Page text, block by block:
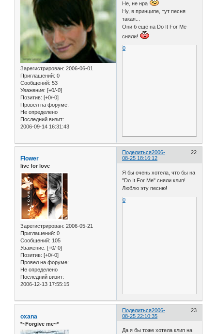
Зарегистрирован: 2006-06-01
Приглашений: 0
Сообщений: 53
Уважение: [+0/-0]
Позитив: [+0/-0]
Провел на форуме:
Не определено
Последний визит:
2006-09-14 16:31:43
Не, не нра
Ну, в принципе, тут песня
такая...
Они б ещё на Do It For Me
сняли!
0
Поделиться 22
2006-
08-25 18:16:12
Flower
live for love
Зарегистрирован: 2006-05-21
Приглашений: 0
Сообщений: 105
Уважение: [+0/-0]
Позитив: [+0/-0]
Провел на форуме:
Не определено
Последний визит:
2006-12-13 17:55:15
Я бы очень хотела, что бы на
"Do It For Me" сняли клип!
Люблю эту песню!
0
Поделиться 23
2006-
08-25 22:10:35
oxana
*~Forgive me~*
Да я бы тоже хотела клип на